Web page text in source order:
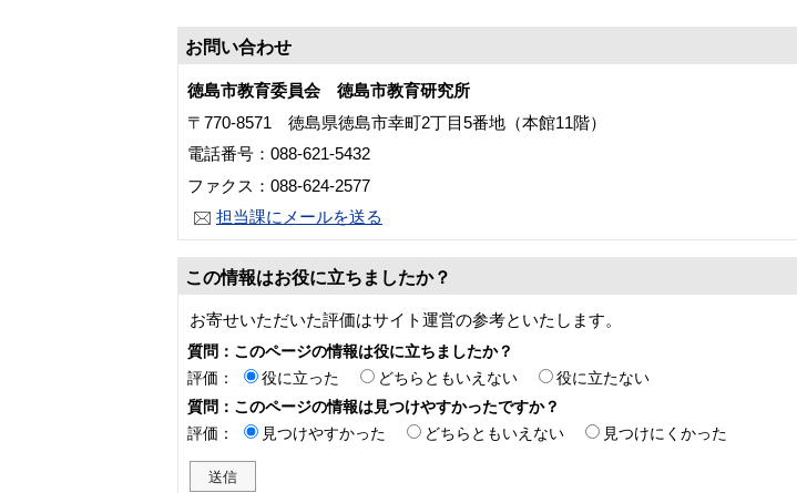
お問い合わせ
徳島市教育委員会 徳島市教育研究所
〒770-8571 徳島県徳島市幸町2丁目5番地（本館11階）
電話番号：088-621-5432
ファクス：088-624-2577
担当課にメールを送る
この情報はお役に立ちましたか？
お寄せいただいた評価はサイト運営の参考といたします。
質問：このページの情報は役に立ちましたか？
評価：
役に立った どちらともいえない
役に立たない
質問：このページの情報は見つけやすかったですか？
評価：
見つけやすかった どちらともいえない 見つけにくかった